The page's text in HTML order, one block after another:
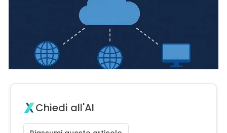
Chiedi all'AI